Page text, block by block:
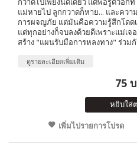
แม่หายไป ลูกกวาดก็หาย... และคว
การผจญภัย แต่มันคือความรู้สึกโดด
แต่ทุกอย่างก็จบลงด้วยดีเพราะแม่เ
สร้าง "แผนรับมือการหลงทาง" ร่วม
ดูรายละเอียดเพิ่มเติม
75
หยิบใส่
เพิ่มไปรายการโปรด